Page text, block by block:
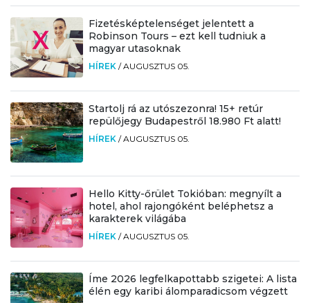
Fizetésképtelenséget jelentett a
Robinson Tours – ezt kell tudniuk a
magyar utasoknak
HÍREK /AUGUSZTUS 05.
Startolj rá az utószezonra! 15+ retúr
repülőjegy Budapestről 18.980 Ft alatt!
HÍREK /AUGUSZTUS 05.
Hello Kitty-őrület Tokióban: megnyílt a
hotel, ahol rajongóként beléphetsz a
karakterek világába
HÍREK /AUGUSZTUS 05.
Íme 2026 legfelkapottabb szigetei: A lista
élén egy karibi álomparadicsom végzett